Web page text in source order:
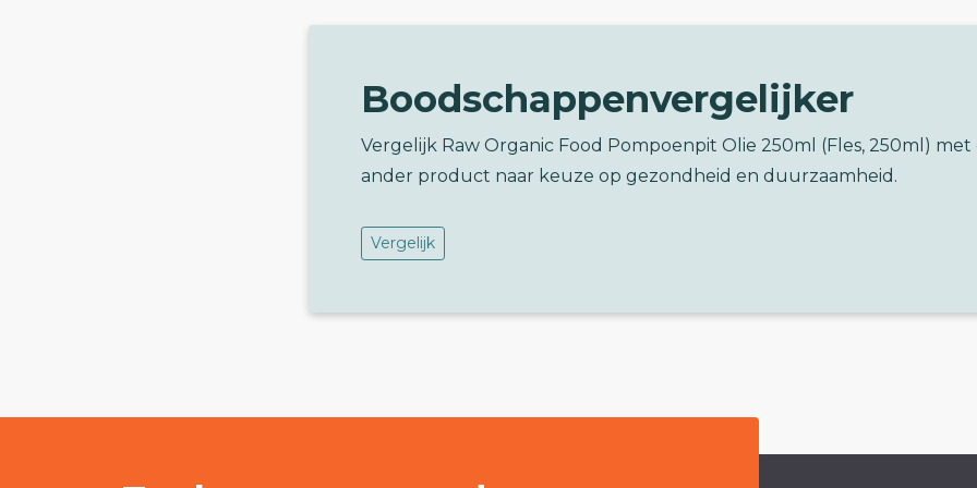
Boodschappenvergelijker
Vergelijk Raw Organic Food Pompoenpit Olie 250ml (Fles, 250ml) met
ander product naar keuze op gezondheid en duurzaamheid.
Vergelijk